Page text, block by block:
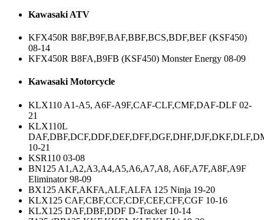
Kawasaki ATV
KFX450R B8F,B9F,BAF,BBF,BCS,BDF,BEF (KSF450)
08-14
KFX450R B8FA,B9FB (KSF450) Monster Energy 08-09
Kawasaki Motorcycle
KLX110 A1-A5, A6F-A9F,CAF-CLF,CMF,DAF-DLF 02-
21
KLX110L
10-21
KSR110 03-08
BN125 A1,A2,A3,A4,A5,A6,A7,A8, A6F,A7F,A8F,A9F
Eliminator 98-09
BX125 AKF,AKFA,ALF,ALFA 125 Ninja 19-20
KLX125 CAF,CBF,CCF,CDF,CEF,CFF,CGF 10-16
KLX125 DAF,DBF,DDF D-Tracker 10-14